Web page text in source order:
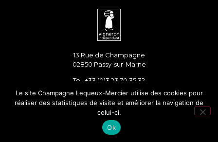
13 Rue de Champagne
02850 Passy-sur-Marne
Tel. +33 (0)3 23 70 35 32
Port. +33 (0)6 60 75 35 32
Mentions légales
Agence Arbane © 2022
Le site Champagne Lequeux-Mercier utilise des cookies pour
réaliser des statistiques de visite et améliorer la navigation de
celui-ci.
Ok